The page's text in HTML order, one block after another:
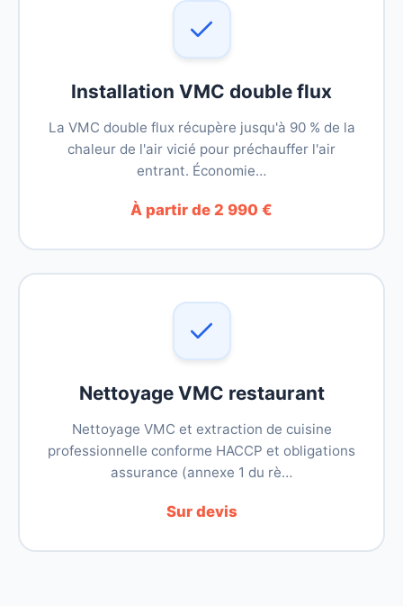
Installation VMC double flux
La VMC double flux récupère jusqu'à 90 % de la
chaleur de l'air vicié pour préchauffer l'air
entrant. Économie…
À partir de 2 990 €
Nettoyage VMC restaurant
Nettoyage VMC et extraction de cuisine
professionnelle conforme HACCP et obligations
assurance (annexe 1 du rè…
Sur devis